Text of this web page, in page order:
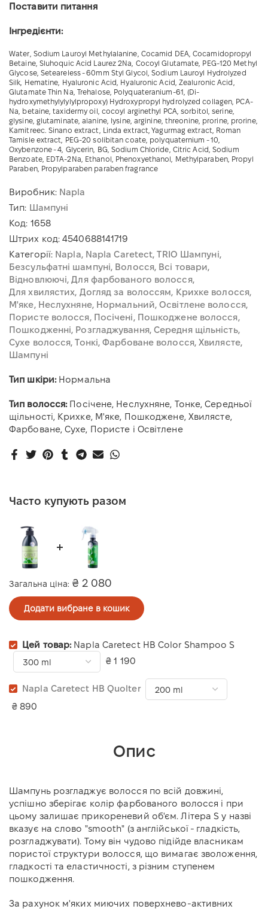
Поставити питання
Інгредієнти:
Water, Sodium Lauroyl Methylalanine, Cocamid DEA, Cocamidopropyl
Betaine, Sluhoquic Acid Laurez 2Na, Cocoyl Glutamate, PEG-120 Methyl
Glycose, Seteareless - 60mm Styl Glycol, Sodium Lauroyl Hydrolyzed
Silk, Hematine, Hyaluronic Acid, Hyaluronic Acid, Zealuronic Acid,
Glutamate Thin Na, Trehalose, Polyquateranium-61, (Di-
hydroxymethylylylylpropoxy) Hydroxypropyl hydrolyzed collagen, PCA-
Na, betaine, taxidermy oil, cocoyl arginethyl PCA, sorbitol, serine,
glysine, glutaminate, alanine, lysine, arginine, threonine, prorine, prorine,
Kamitreec. Sinano extract, Linda extract, Yagurmag extract, Roman
Tamisle extract, PEG-20 solibitan coate, polyquaternium - 10,
Oxybenzone - 4, Glycerin, BG, Sodium Chloride, Citric Acid, Sodium
Benzoate, EDTA-2Na, Ethanol, Phenoxyethanol, Methylparaben, Propyl
Paraben, Propylparaben paraben fragrance
Виробник: Napla
Тип: Шампуні
Код: 1658
Штрих код:4540688141719
Категорії: Napla Napla Caretect TRIO Шампуні
Безсульфатні шампуні Волосся Всі товари
Відновлюючі Для фарбованого волосся
Для хвилястих Догляд за волоссям Крихке волосся
М'яке Неслухняне Нормальний Освітлене волосся
Пористе волосся Посічені Пошкоджене волосся
Пошкодженні Розгладжування Середня щільність
Сухе волосся Тонкі Фарбоване волосся Хвилясте
Шампуні
Тип шкіри: Нормальна
Тип волосся: Посічене, Неслухняне, Тонке, Середньої
щільності, Крихке, М'якe, Пошкоджене, Хвилясте,
Фарбоване, Сухе, Пористе і Освітлене
Часто купують разом
Загальна ціна: ₴ 2 080
Додати вибране в кошик
Цей товар:Napla Caretect HB Color Shampoo S
₴ 1 190
Napla Caretect HB Quolter
₴ 890
Опис
Шампунь розгладжує волосся по всій довжині,
успішно зберігає колір фарбованого волосся і при
цьому залишає прикореневий об'єм. Літера S у назві
вказує на слово "smooth" (з англійської - гладкість,
розгладжувати). Тому він чудово підійде власникам
пористої структури волосся, що вимагає зволоження,
гладкості та еластичності, з різним ступенем
пошкодження.
За рахунок м'яких миючих поверхнево-активних